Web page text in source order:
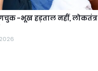
-भूख हड़ताल नहीं, लोकतंत्र